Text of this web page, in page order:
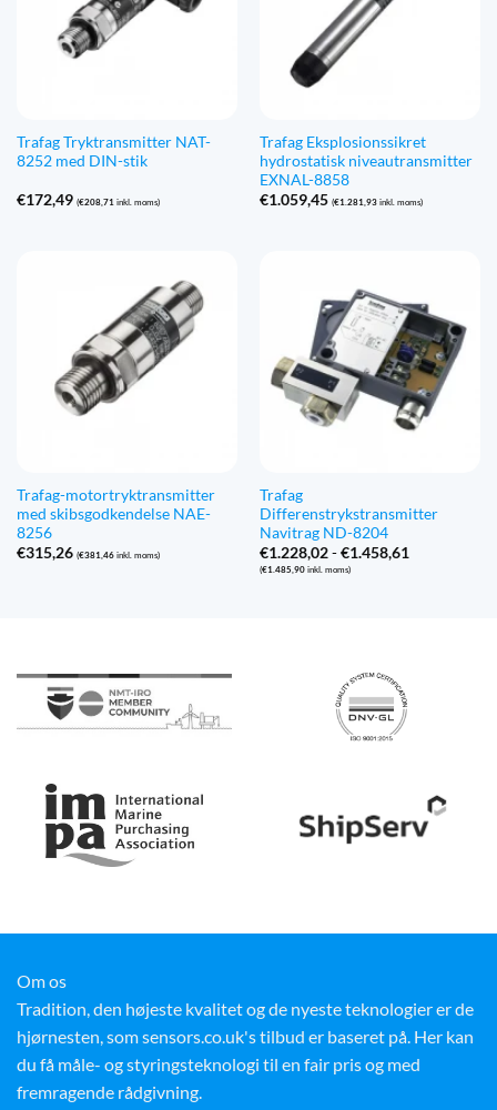
Trafag Tryktransmitter NAT-
8252 med DIN-stik
€172,49 (€208,71inkl. moms)
Trafag Eksplosionssikret
hydrostatisk niveautransmitter
EXNAL-8858
€1.059,45 (€1.281,93inkl. moms)
Trafag-motortryktransmitter
med skibsgodkendelse NAE-
8256
€315,26 (€381,46inkl. moms)
Trafag
Differenstrykstransmitter
Navitrag ND-8204
€1.228,02 - €1.458,61
(€1.485,90inkl. moms)
Om os
Tradition, den højeste kvalitet og de nyeste teknologier er de
hjørnesten, som sensors.co.uk's tilbud er baseret på. Her kan
du få måle- og styringsteknologi til en fair pris og med
fremragende rådgivning.